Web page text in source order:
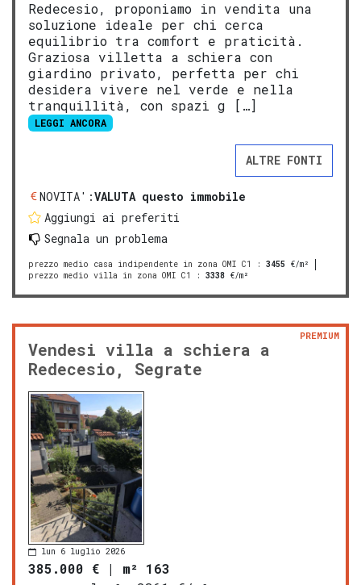
Redecesio, proponiamo in vendita una
soluzione ideale per chi cerca
equilibrio tra comfort e praticità.
Graziosa villetta a schiera con
giardino privato, perfetta per chi
desidera vivere nel verde e nella
tranquillità, con spazi g […]
LEGGI ANCORA
ALTRE FONTI
NOVITA':VALUTA questo immobile
Aggiungi ai preferiti
Segnala un problema
prezzo medio casa indipendente in zona OMI C1 : 3455 €/m²
prezzo medio villa in zona OMI C1
: 3338 €/m²
Vendesi villa a schiera a
Redecesio, Segrate
PREMIUM
lun 6 luglio 2026
385.000 € | m² 163